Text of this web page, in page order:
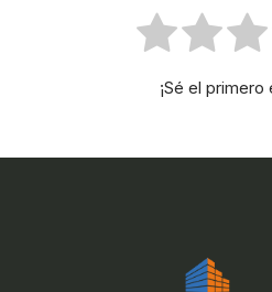
¡Sé el primero